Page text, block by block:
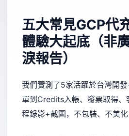
五大常見GCP代
體驗大起底（非
淚報告）
我們實測了5家活躍於台灣開
單到Credits入帳、發票取得、
程錄影+截圖，不包裝、不美化